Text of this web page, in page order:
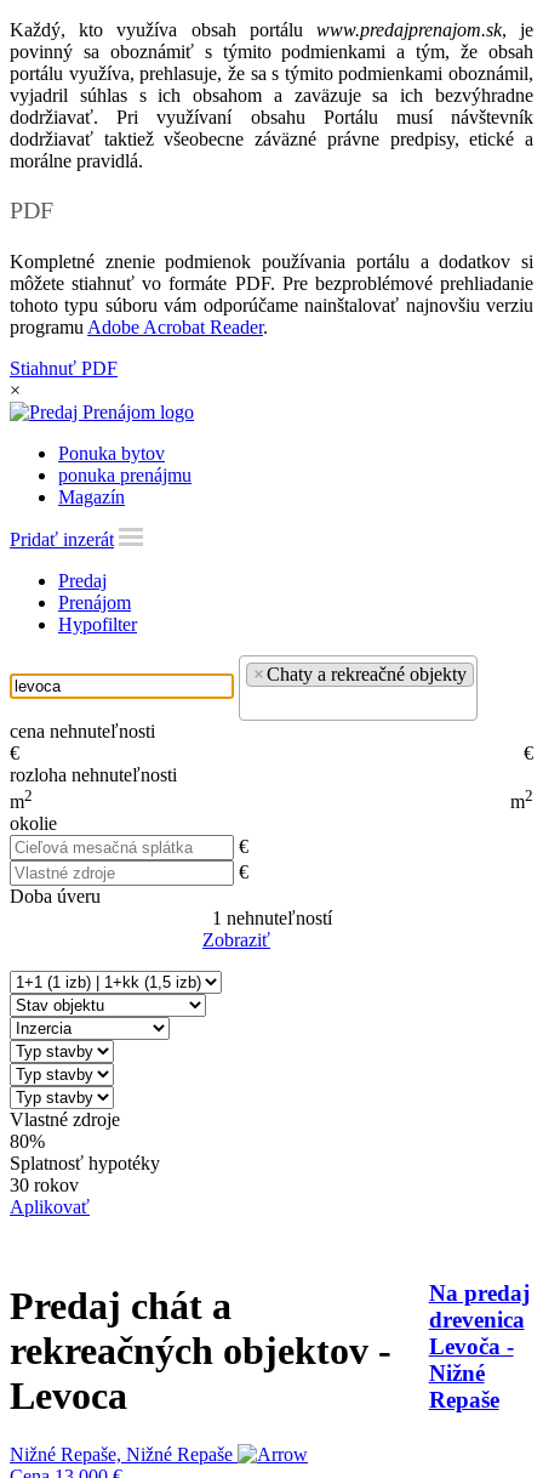
Každý, kto využíva obsah portálu www.predajprenajom.sk, je
povinný sa oboznámiť s týmito podmienkami a tým, že obsah
portálu využíva, prehlasuje, že sa s týmito podmienkami oboznámil,
vyjadril súhlas s ich obsahom a zaväzuje sa ich bezvýhradne
dodržiavať. Pri využívaní obsahu Portálu musí návštevník
dodržiavať taktiež všeobecne záväzné právne predpisy, etické a
morálne pravidlá.
PDF
Kompletné znenie podmienok používania portálu a dodatkov si
môžete stiahnuť vo formáte PDF. Pre bezproblémové prehliadanie
tohoto typu súboru vám odporúčame nainštalovať najnovšiu verziu
programu Adobe Acrobat Reader.
Stiahnuť PDF
×
Ponuka bytov
ponuka prenájmu
Magazín
Pridať inzerát
Predaj
Prenájom
Hypofilter
×Chaty a rekreačné objekty
cena nehnuteľnosti
€
€
rozloha nehnuteľnosti
m2 m2
okolie
€
€
Doba úveru
1 nehnuteľností
Zobraziť
Vlastné zdroje
80%
Splatnosť hypotéky
30 rokov
Aplikovať
Predaj chát a
rekreačných objektov -
Levoca
Na predaj
drevenica
Levoča -
Nižné
Repaše
Nižné Repaše, Nižné Repaše